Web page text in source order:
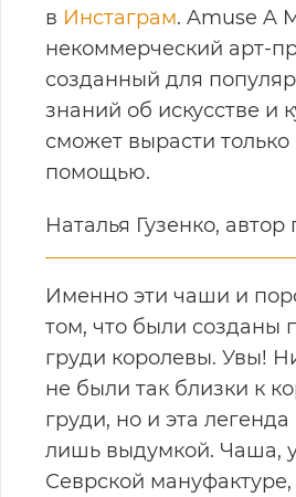
в Инстаграм. Amuse A
некоммерческий арт-
созданный для
знаний об искусстве и
сможет вырасти
помощью.
Наталья Гузенко, автор
Именно эти чаши и
том, что были созданы
груди королевы. Увы!
не были так близки к
груди, но и эта легенда
лишь выдумкой. Чаша,
Севрской мануфактуре,